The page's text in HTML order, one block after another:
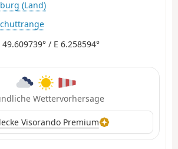
(Land)
49.609739° / E 6.258594°
Wettervorhersage
Visorando Premium